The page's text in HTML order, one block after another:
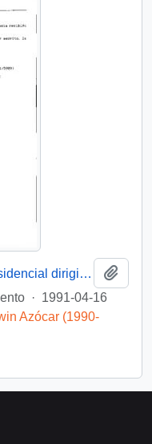
[Oficio del Jefe de Gabinete Presidencial dirigido al Intendente de la III Región de Atacama, Sr. Raúl Barrionuevo]
· 1991-04-16
Azócar (1990-